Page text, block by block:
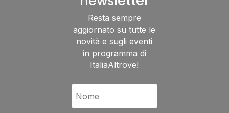
Resta sempre
aggiornato su tutte le
novità e sugli eventi
in programma di
ItaliaAltrove!